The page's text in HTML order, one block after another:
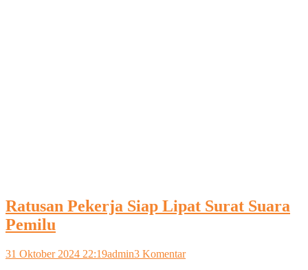
Ratusan Pekerja Siap Lipat Surat Suara
Pemilu
31 Oktober 2024 22:19admin3 Komentarpada